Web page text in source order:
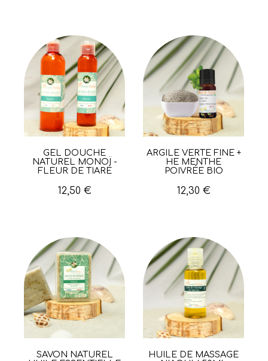
Aperçu rapide
GEL DOUCHE
NATUREL MONOÏ -
FLEUR DE TIARÉ
12,50 €
Aperçu rapide
ARGILE VERTE FINE +
HE MENTHE
POIVRÉE BIO
12,30 €
Aperçu rapide
SAVON NATUREL
Aperçu rapide
HUILE DE MASSAGE